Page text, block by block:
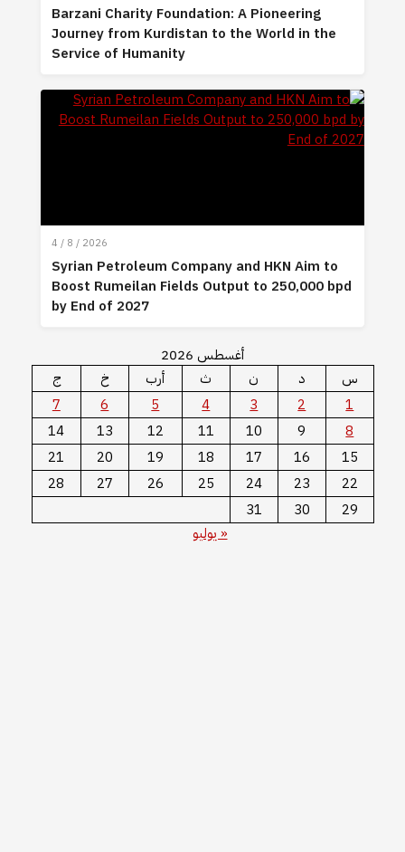
Barzani Charity Foundation: A Pioneering
Journey from Kurdistan to the World in the
Service of Humanity
4 / 8 / 2026
Syrian Petroleum Company and HKN Aim to
Boost Rumeilan Fields Output to 250,000 bpd
by End of 2027
أغسطس 2026
س
د ن ث أرب خ
ج
1
2
3
4
5
6
7
8
9
10
11
12
13
14
15
16
17
18
19
20
21
22
23
24
25
26
27
28
29
30
31
« يوليو